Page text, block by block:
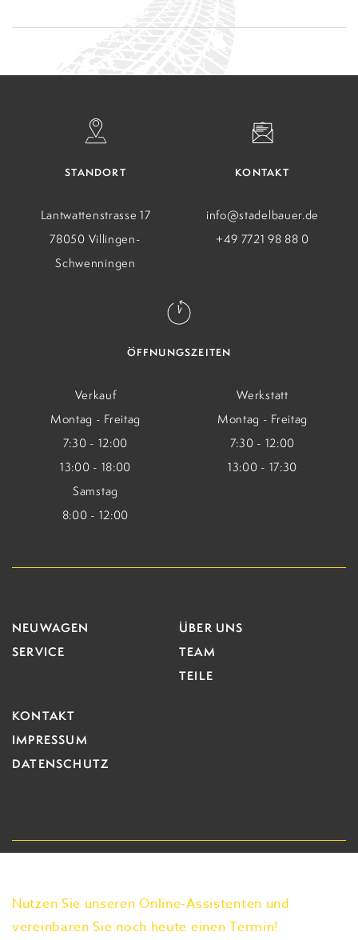
STANDORT
Lantwattenstrasse 17
78050 Villingen-
Schwenningen
ÖFFNUNGSZEITEN
Verkauf
Montag - Freitag
7:30 - 12:00
13:00 - 18:00
Samstag
8:00 - 12:00
Werkstatt
Montag - Freitag
7:30 - 12:00
13:00 - 17:30
KONTAKT
info@stadelbauer.de
+49 7721 98 88 0
NEUWAGEN
SERVICE
ÜBER UNS
TEAM
TEILE
KONTAKT
IMPRESSUM
DATENSCHUTZ
Nutzen Sie unseren Online-Assistenten und
vereinbaren Sie noch heute einen Termin!